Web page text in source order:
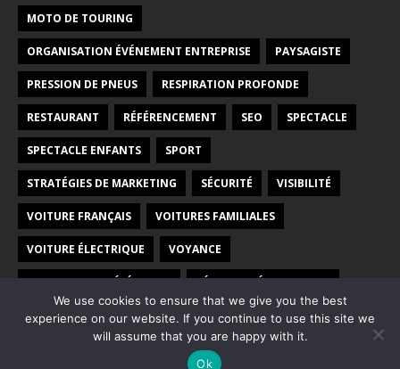
MOTO DE TOURING
ORGANISATION ÉVÉNEMENT ENTREPRISE PAYSAGISTE
PRESSION DE PNEUS RESPIRATION PROFONDE
RESTAURANT RÉFÉRENCEMENT SEO SPECTACLE
SPECTACLE ENFANTS SPORT
STRATÉGIES DE MARKETING SÉCURITÉ VISIBILITÉ
VOITURE FRANÇAIS VOITURES FAMILIALES
VOITURE ÉLECTRIQUE VOYANCE
VOYANCE PAR TÉLÉPHONE VÉHICULES ÉLECTRIQUES
WEB WEBMARKETING
We use cookies to ensure that we give you the best
experience on our website. If you continue to use this site we
will assume that you are happy with it.
Ok